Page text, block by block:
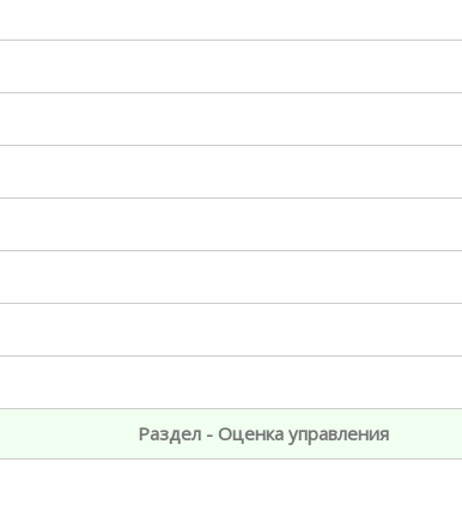
Раздел - Оценка управления